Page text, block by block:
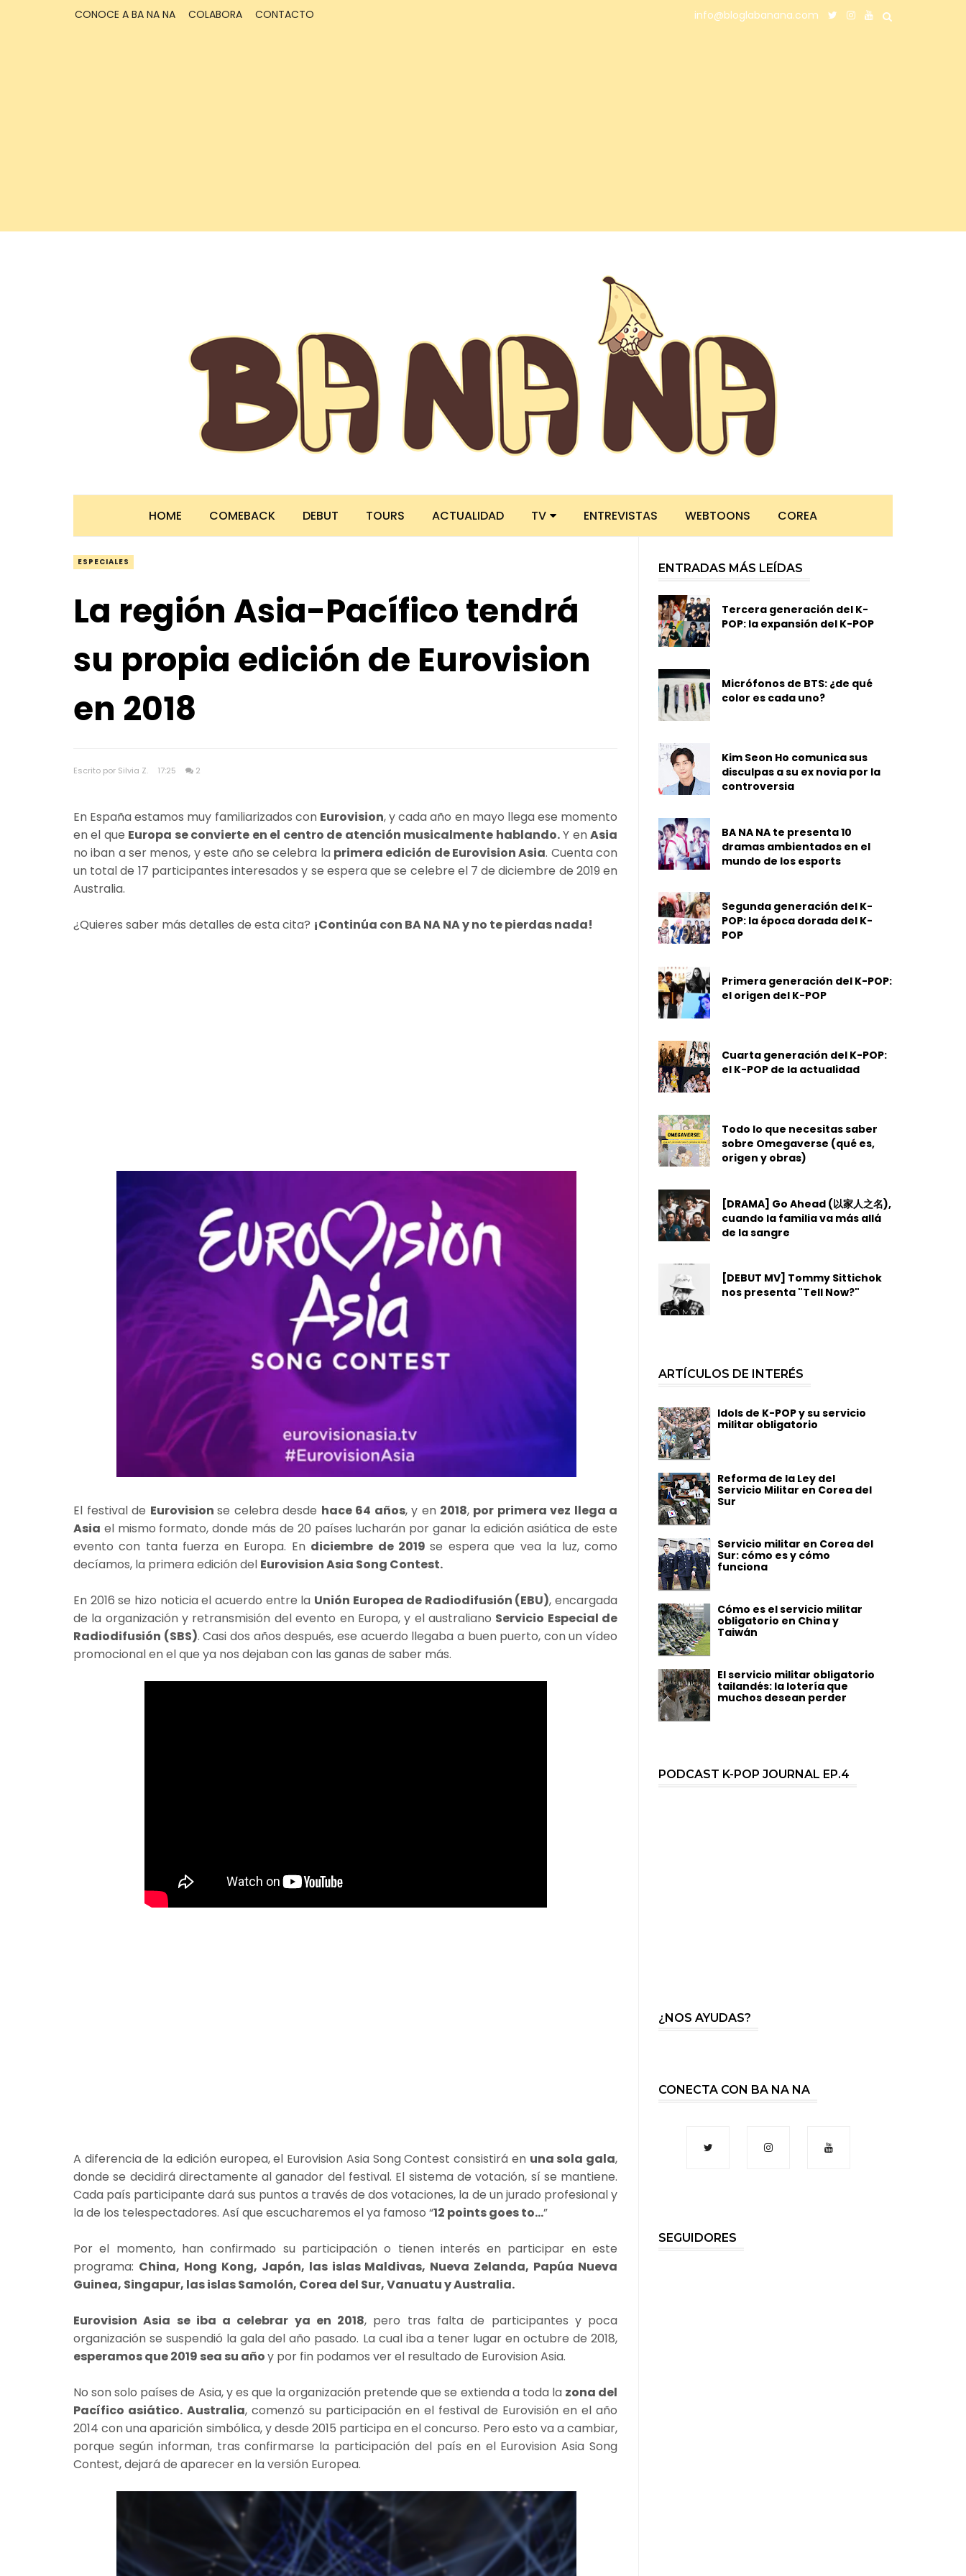
CONOCE A BA NA NA COLABORA CONTACTO info@bloglabanana.com
HOME COMEBACK DEBUT TOURS ACTUALIDAD TV ENTREVISTAS WEBTOONS COREA
ESPECIALES
La región Asia-Pacífico tendrá
su propia edición de Eurovision
en 2018
Escrito por Silvia Z. 17:25 2
En España estamos muy familiarizados con Eurovision, y cada año en mayo llega ese momento
en el que Europa se convierte en el centro de atención musicalmente hablando.Y enAsia
no iban a ser menos, y este año se celebra la primera edición de Eurovision Asia. Cuenta con
un total de 17 participantes interesados y se espera que se celebre el 7 de diciembre de 2019 en
Australia.
¿Quieres saber más detalles de esta cita? ¡Continúa con BA NA NA y no te pierdas nada!
El festival de Eurovisionse celebra desde hace 64 años, y en 2018, por primera vez llega a
Asia el mismo formato, donde más de 20 países lucharán por ganar la edición asiática de este
evento con tanta fuerza en Europa. En diciembre de 2019se espera que vea la luz, como
decíamos, la primera edición del Eurovision Asia Song Contest.
En 2016 se hizo noticia el acuerdo entre la Unión Europea de Radiodifusión (EBU), encargada
de la organización y retransmisión del evento en Europa, y el australiano Servicio Especial de
Radiodifusión (SBS). Casi dos años después, ese acuerdo llegaba a buen puerto, con un vídeo
promocional en el que ya nos dejaban con las ganas de saber más.
A diferencia de la edición europea, el Eurovision Asia Song Contest consistirá en una sola gala,
donde se decidirá directamente al ganador del festival. El sistema de votación, sí se mantiene.
Cada país participante dará sus puntos a través de dos votaciones, la de un jurado profesional y
la de los telespectadores. Así que escucharemos el ya famoso “12 points goes to...”
Por el momento, han confirmado su participación o tienen interés en participar en este
programa: China, Hong Kong, Japón, las islas Maldivas, Nueva Zelanda, Papúa Nueva
Guinea, Singapur, las islas Samolón, Corea del Sur, Vanuatu y Australia.
Eurovision Asia se iba a celebrar ya en 2018, pero tras falta de participantes y poca
organización se suspendió la gala del año pasado. La cual iba a tener lugar en octubre de 2018,
esperamos que 2019 sea su añoy por fin podamos ver el resultado de Eurovision Asia.
No son solo países de Asia, y es que la organización pretende que se extienda a toda la zona del
Pacífico asiático. Australia, comenzó su participación en el festival de Eurovisión en el año
2014 con una aparición simbólica, y desde 2015 participa en el concurso. Pero esto va a cambiar,
porque según informan, tras confirmarse la participación del país en el Eurovision Asia Song
Contest, dejará de aparecer en la versión Europea.
ENTRADAS MÁS LEÍDAS
Tercera generación del K-
POP: la expansión del K-POP
Micrófonos de BTS: ¿de qué
color es cada uno?
Kim Seon Ho comunica sus
disculpas a su ex novia por la
controversia
BA NA NA te presenta 10
dramas ambientados en el
mundo de los esports
Segunda generación del K-
POP: la época dorada del K-
POP
Primera generación del K-POP:
el origen del K-POP
Cuarta generación del K-POP:
el K-POP de la actualidad
Todo lo que necesitas saber
sobre Omegaverse (qué es,
origen y obras)
[DRAMA] Go Ahead (以家人之名),
cuando la familia va más allá
de la sangre
[DEBUT MV] Tommy Sittichok
nos presenta "Tell Now?"
ARTÍCULOS DE INTERÉS
Idols de K-POP y su servicio
militar obligatorio
Reforma de la Ley del
Servicio Militar en Corea del
Sur
Servicio militar en Corea del
Sur: cómo es y cómo
funciona
Cómo es el servicio militar
obligatorio en China y
Taiwán
El servicio militar obligatorio
tailandés: la lotería que
muchos desean perder
PODCAST K-POP JOURNAL EP.4
¿NOS AYUDAS?
CONECTA CON BA NA NA
SEGUIDORES